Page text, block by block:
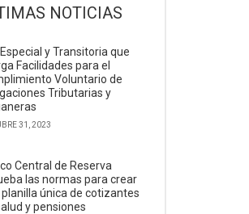
NOTICIAS
Especial y Transitoria que
Facilidades para el
Voluntario de
Tributarias y
31, 2023
Central de Reserva
las normas para crear
única de cotizantes
y pensiones